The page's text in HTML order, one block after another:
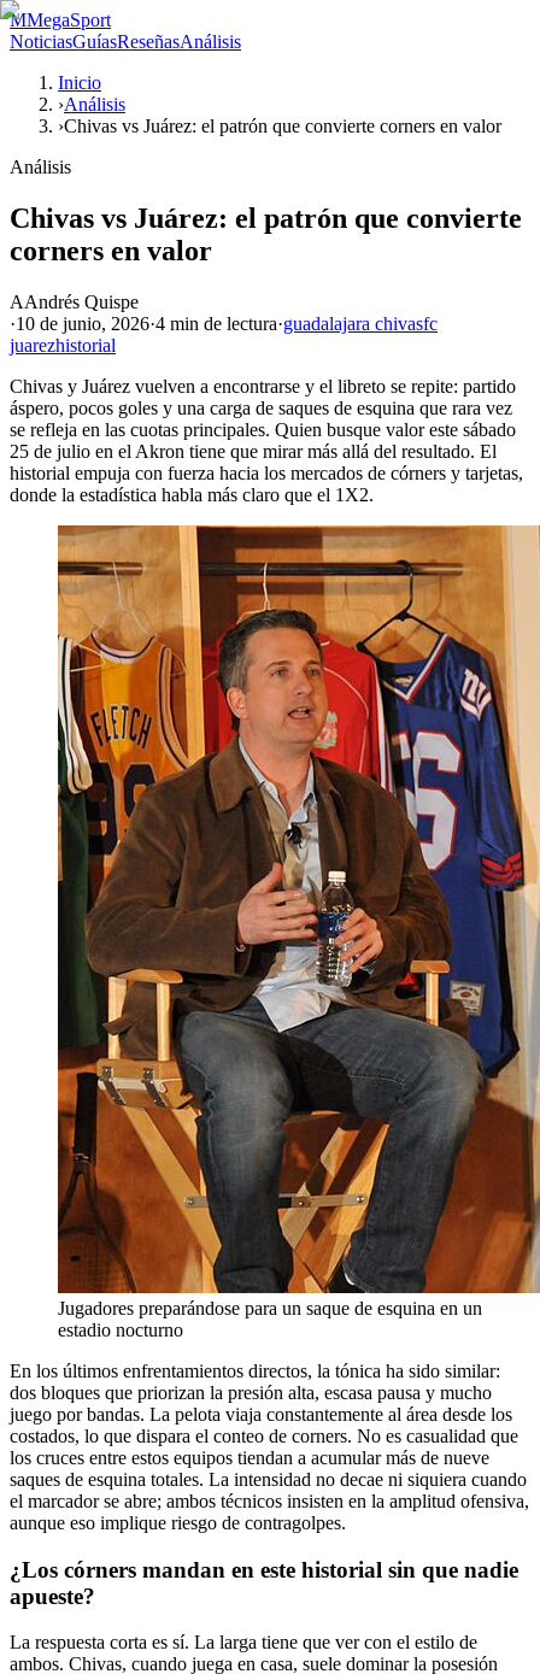
MMegaSport
NoticiasGuíasReseñasAnálisis
Inicio
›Análisis
›Chivas vs Juárez: el patrón que convierte corners en valor
Análisis
Chivas vs Juárez: el patrón que convierte
corners en valor
AAndrés Quispe
·10 de junio, 2026·4 min de lectura·guadalajara chivasfc
juarezhistorial
Chivas y Juárez vuelven a encontrarse y el libreto se repite: partido
áspero, pocos goles y una carga de saques de esquina que rara vez
se refleja en las cuotas principales. Quien busque valor este sábado
25 de julio en el Akron tiene que mirar más allá del resultado. El
historial empuja con fuerza hacia los mercados de córners y tarjetas,
donde la estadística habla más claro que el 1X2.
Jugadores preparándose para un saque de esquina en un
estadio nocturno
En los últimos enfrentamientos directos, la tónica ha sido similar:
dos bloques que priorizan la presión alta, escasa pausa y mucho
juego por bandas. La pelota viaja constantemente al área desde los
costados, lo que dispara el conteo de corners. No es casualidad que
los cruces entre estos equipos tiendan a acumular más de nueve
saques de esquina totales. La intensidad no decae ni siquiera cuando
el marcador se abre; ambos técnicos insisten en la amplitud ofensiva,
aunque eso implique riesgo de contragolpes.
¿Los córners mandan en este historial sin que nadie
apueste?
La respuesta corta es sí. La larga tiene que ver con el estilo de
ambos. Chivas, cuando juega en casa, suele dominar la posesión